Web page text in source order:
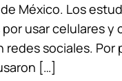
México. Los
usar celulares y
sociales. Por
[…]